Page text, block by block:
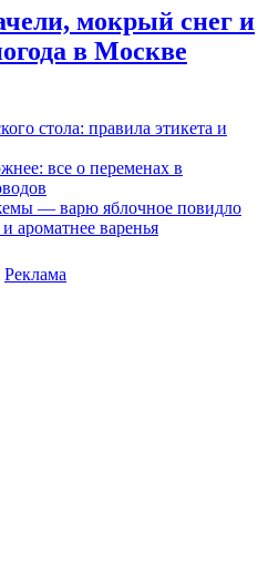
мокрый снег и
в Москве
стола: правила этикета и
все о переменах в
— варю яблочное повидло
ароматнее варенья
Реклама